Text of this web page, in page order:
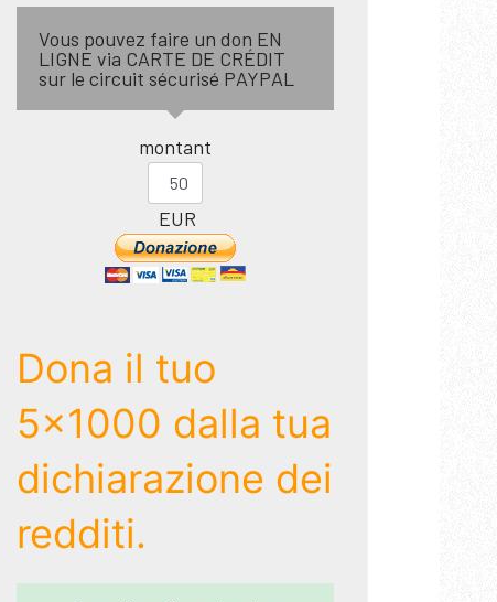
Vous pouvez faire un don EN
LIGNE via CARTE DE CRÉDIT
sur le circuit sécurisé PAYPAL
montant
EUR
Dona il tuo
5x1000 dalla tua
dichiarazione dei
redditi.